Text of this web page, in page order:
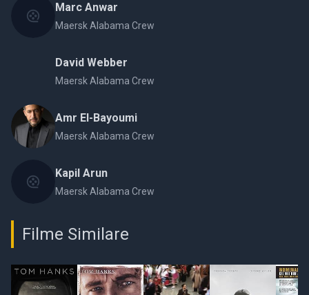
Marc Anwar
Maersk Alabama Crew
David Webber
Maersk Alabama Crew
Amr El-Bayoumi
Maersk Alabama Crew
Kapil Arun
Maersk Alabama Crew
Filme Similare